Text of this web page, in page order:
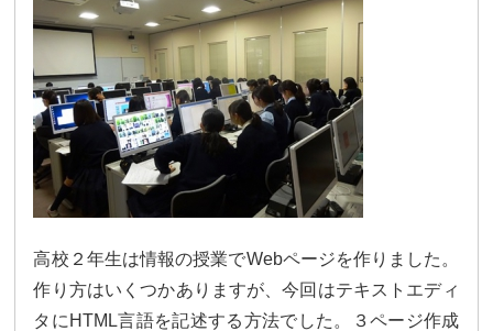
高校２年生は情報の授業でWebページを作りました。
作り方はいくつかありますが、今回はテキストエディ
タに HTML言語を記述する方法でした。
３ページ作成